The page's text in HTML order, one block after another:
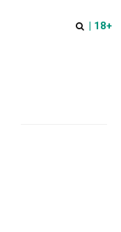
| 18+